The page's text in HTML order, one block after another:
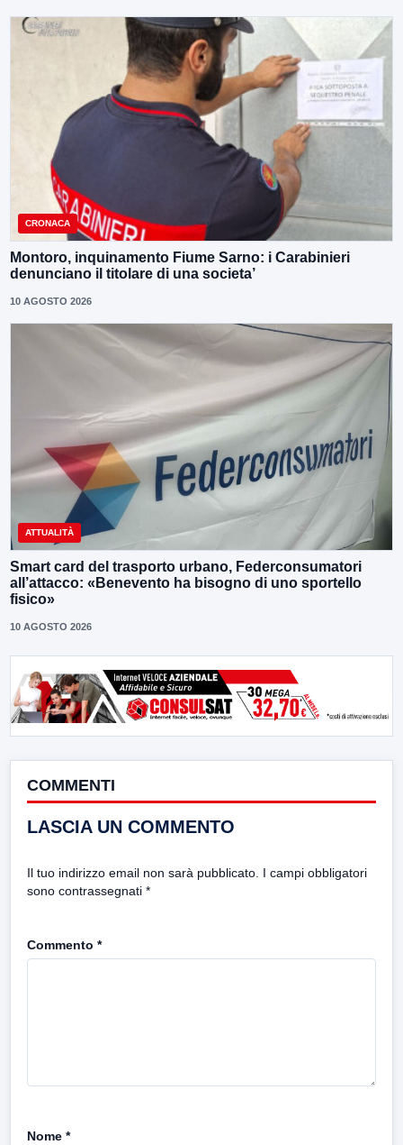
CRONACA
Montoro, inquinamento Fiume Sarno: i Carabinieri
denunciano il titolare di una societa’
10 AGOSTO 2026
ATTUALITÀ
Smart card del trasporto urbano, Federconsumatori
all’attacco: «Benevento ha bisogno di uno sportello
fisico»
10 AGOSTO 2026
COMMENTI
LASCIA UN COMMENTO
Il tuo indirizzo email non sarà pubblicato. I campi obbligatori
sono contrassegnati *
Commento *
Nome *